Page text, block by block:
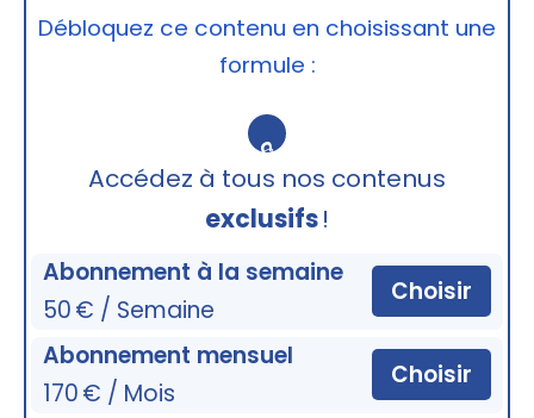
Débloquez ce contenu en choisissant une
formule :
🔒
Accédez à tous nos contenus
exclusifs!
Abonnement à la semaine
50 € / Semaine
Choisir
Abonnement mensuel
170 € / Mois
Choisir